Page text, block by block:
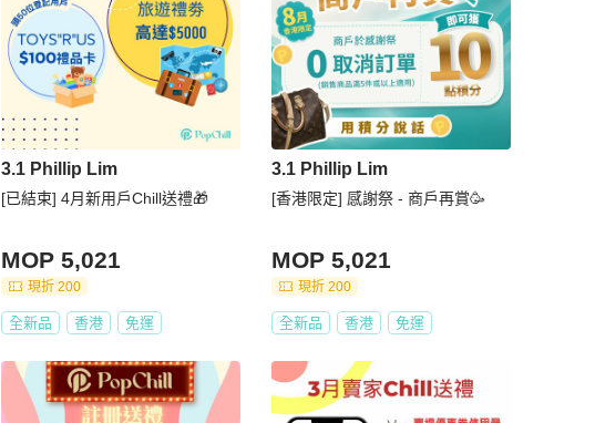
3.1 Phillip Lim
[已結束] 4月新用戶Chill送禮🎁
MOP 5,021
現折 200
全新品 香港 免運
3.1 Phillip Lim
[香港限定] 感謝祭 - 商戶再賞🥳
MOP 5,021
現折 200
全新品 香港 免運